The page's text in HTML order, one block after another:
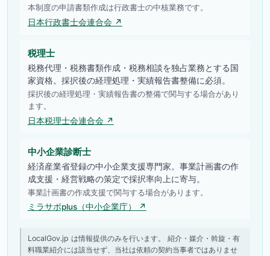
本制度の申請書類作成は行政書士の中核業務です。
日本行政書士会連合会 ↗
税理士
税務代理・税務書類作成・税務相談を独占業務とする国
家資格。採択後の経理処理・実績報告書整備に必須。
採択後の経理処理・実績報告書の整備で関与する場合があり
ます。
日本税理士会連合会 ↗
中小企業診断士
経済産業省登録の中小企業支援専門家。事業計画書の作
成支援・経営戦略の策定で採択率向上に寄与。
事業計画書の作成支援で関与する場合があります。
ミラサポplus（中小企業庁） ↗
LocalGov.jp は情報提供のみを行います。 紹介・媒介・斡旋・有
料職業紹介には該当せず、当社は依頼の契約当事者ではありませ